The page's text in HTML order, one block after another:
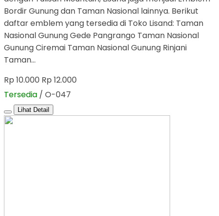
Bordir Gunung dan Taman Nasional lainnya. Berikut
daftar emblem yang tersedia di Toko Lisand: Taman
Nasional Gunung Gede Pangrango Taman Nasional
Gunung Ciremai Taman Nasional Gunung Rinjani
Taman…
Rp 10.000 Rp 12.000
Tersedia / O-047
Lihat Detail